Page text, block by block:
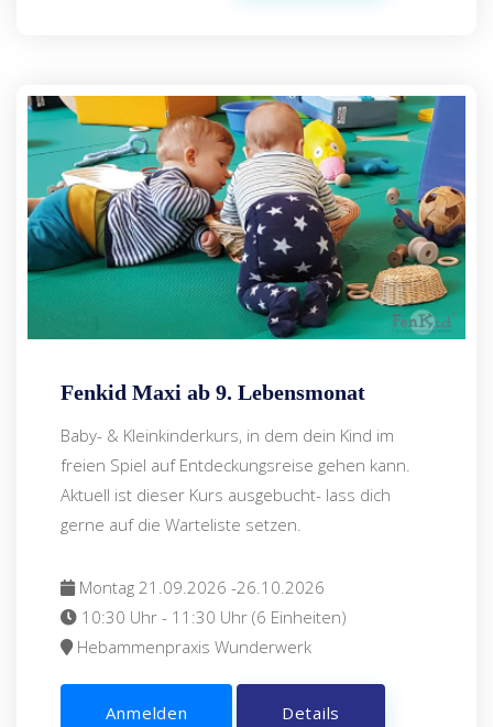
Fenkid Maxi ab 9. Lebensmonat
Baby- & Kleinkinderkurs, in dem dein Kind im
freien Spiel auf Entdeckungsreise gehen kann.
Aktuell ist dieser Kurs ausgebucht- lass dich
gerne auf die Warteliste setzen.
Montag 21.09.2026 -26.10.2026
10:30 Uhr - 11:30 Uhr (6 Einheiten)
Hebammenpraxis Wunderwerk
Anmelden Details